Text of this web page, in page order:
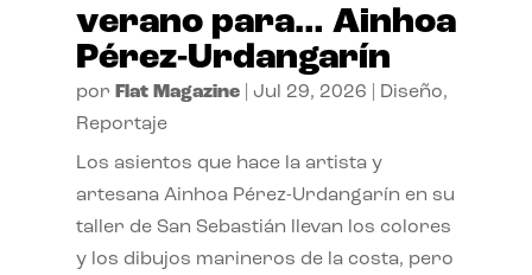
verano para… Ainhoa
Pérez-Urdangarín
por Flat Magazine| Jul 29, 2026 Diseño,
Reportaje
Los asientos que hace la artista y
artesana Ainhoa Pérez-Urdangarín en su
taller de San Sebastián llevan los colores
y los dibujos marineros de la costa, pero